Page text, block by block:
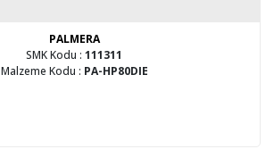
PALMERA
SMK Kodu : 111311
Malzeme Kodu : PA-HP80DIE